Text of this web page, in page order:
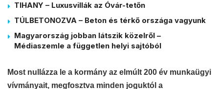
TIHANY – Luxusvillák az Óvár-tetőn
TÚLBETONOZVA – Beton és térkő országa vagyunk
Magyarország jobban látszik közelről –
Médiaszemle a független helyi sajtóból
Most nullázza le a kormány az elmúlt 200 év munkaügyi
vívmányait, megfosztva minden joguktól a